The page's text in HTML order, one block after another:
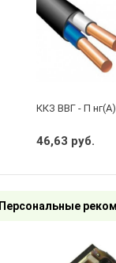
ГОСТККЗ ВВГ - П
46,63 руб.
Персональные